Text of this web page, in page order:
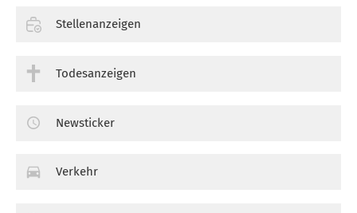
Stellenanzeigen
Todesanzeigen
Newsticker
Verkehr